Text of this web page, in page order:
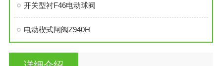
开关型衬F46电动球阀
电动楔式闸阀Z940H